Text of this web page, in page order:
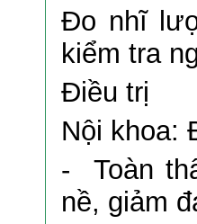
Đo nhĩ
kiểm tra
Điều trị
Nội khoa:
- Toàn
nề, giảm